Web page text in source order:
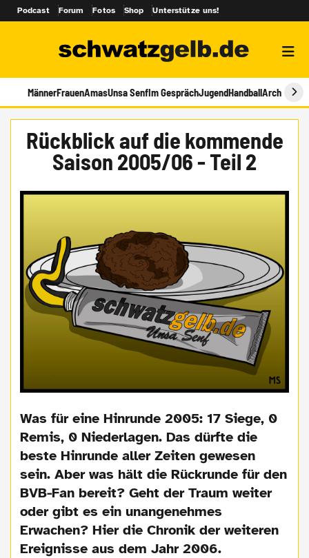
Podcast Forum Fotos Shop Unterstütze uns!
MännerFrauenAmasUnsa SenfIm GesprächJugendHandballArchiv
Rückblick auf die kommende
Saison 2005/06 - Teil 2
Was für eine Hinrunde 2005: 17 Siege, 0
Remis, 0 Niederlagen. Das dürfte die
beste Hinrunde aller Zeiten gewesen
sein. Aber was hält die Rückrunde für den
BVB-Fan bereit? Geht der Traum weiter
oder gibt es ein unangenehmes
Erwachen? Hier die Chronik der weiteren
Ereignisse aus dem Jahr 2006.